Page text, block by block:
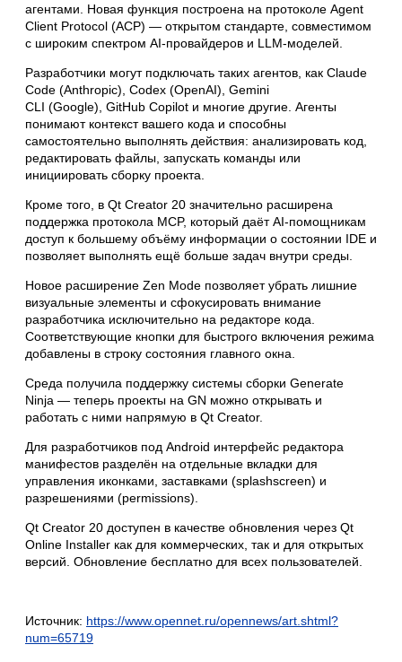
агентами. Новая функция построена на протоколе Agent
Client Protocol (ACP) — открытом стандарте, совместимом
с широким спектром AI-провайдеров и LLM-моделей.
Разработчики могут подключать таких агентов, как Claude
Code (Anthropic), Codex (OpenAI), Gemini
CLI (Google), GitHub Copilot и многие другие. Агенты
понимают контекст вашего кода и способны
самостоятельно выполнять действия: анализировать код,
редактировать файлы, запускать команды или
инициировать сборку проекта.
Кроме того, в Qt Creator 20 значительно расширена
поддержка протокола MCP, который даёт AI-помощникам
доступ к большему объёму информации о состоянии IDE и
позволяет выполнять ещё больше задач внутри среды.
Новое расширение Zen Mode позволяет убрать лишние
визуальные элементы и сфокусировать внимание
разработчика исключительно на редакторе кода.
Соответствующие кнопки для быстрого включения режима
добавлены в строку состояния главного окна.
Среда получила поддержку системы сборки Generate
Ninja — теперь проекты на GN можно открывать и
работать с ними напрямую в Qt Creator.
Для разработчиков под Android интерфейс редактора
манифестов разделён на отдельные вкладки для
управления иконками, заставками (splashscreen) и
разрешениями (permissions).
Qt Creator 20 доступен в качестве обновления через Qt
Online Installer как для коммерческих, так и для открытых
версий. Обновление бесплатно для всех пользователей.
Источник: https://www.opennet.ru/opennews/art.shtml?
num=65719